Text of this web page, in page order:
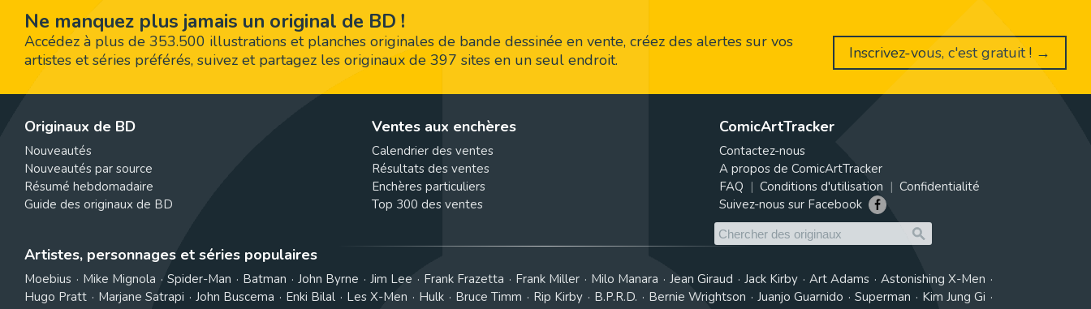
Ne manquez plus jamais un original de BD !
Accédez à plus de 353.500 illustrations et planches originales de bande dessinée en vente, créez des alertes sur vos
artistes et séries préférés, suivez et partagez les originaux de 397 sites en un seul endroit.
Inscrivez-vous, c'est gratuit ! →
Originaux de BD
Nouveautés
Nouveautés par source
Résumé hebdomadaire
Guide des originaux de BD
Ventes aux enchères
Calendrier des ventes
Résultats des ventes
Enchères particuliers
Top 300 des ventes
ComicArtTracker
Contactez-nous
A propos de ComicArtTracker
FAQ
Conditions d'utilisation
Confidentialité
Suivez-nous sur Facebook
Artistes, personnages et séries populaires
Moebius Mike Mignola Spider-Man Batman John Byrne Jim Lee Frank Frazetta Frank Miller Milo Manara Jean Giraud Jack Kirby Art Adams
Astonishing X-Men
Hugo Pratt
Marjane Satrapi John Buscema Enki Bilal Les X-Men Hulk Bruce Timm Rip Kirby B.P.R.D. Bernie Wrightson Juanjo Guarnido Superman
Kim Jung Gi